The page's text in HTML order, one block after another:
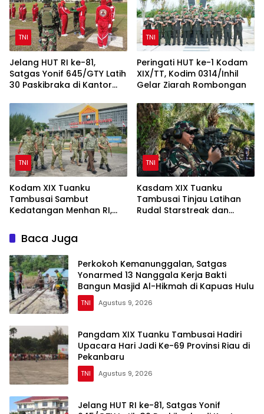
TNI
Jelang HUT RI ke-81,
Satgas Yonif 645/GTY Latih
30 Paskibraka di Kantor
TNI
Peringati HUT ke-1 Kodam
XIX/TT, Kodim 0314/Inhil
Gelar Ziarah Rombongan
TNI
Kodam XIX Tuanku
Tambusai Sambut
Kedatangan Menhan RI,
di Bengkalis dan Kampar
TNI
Kasdam XIX Tuanku
Tambusai Tinjau Latihan
Rudal Starstreak dan
Baca Juga
Perkokoh Kemanunggalan, Satgas
Yonarmed 13 Nanggala Kerja Bakti
Bangun Masjid Al-Hikmah di Kapuas Hulu
TNI Agustus 9, 2026
Pangdam XIX Tuanku Tambusai Hadiri
Upacara Hari Jadi Ke-69 Provinsi Riau di
Pekanbaru
TNI Agustus 9, 2026
Jelang HUT RI ke-81, Satgas Yonif